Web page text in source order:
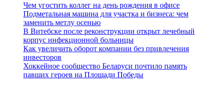
Чем угостить коллег на день рождения в офисе
Подметальная машина для участка и бизнеса: чем
заменить метлу осенью
В Витебске после реконструкции открыт лечебный
корпус инфекционной больницы
Как увеличить оборот компании без привлечения
инвесторов
Хоккейное сообщество Беларуси почтило память
павших героев на Площади Победы